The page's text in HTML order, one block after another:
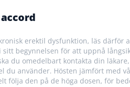
erektil dysfunktion, läs därför
begynnelsen för att uppnå
du omedelbart kontakta din
du använder. Hösten jämfört med
följa den på de höga dosen, för